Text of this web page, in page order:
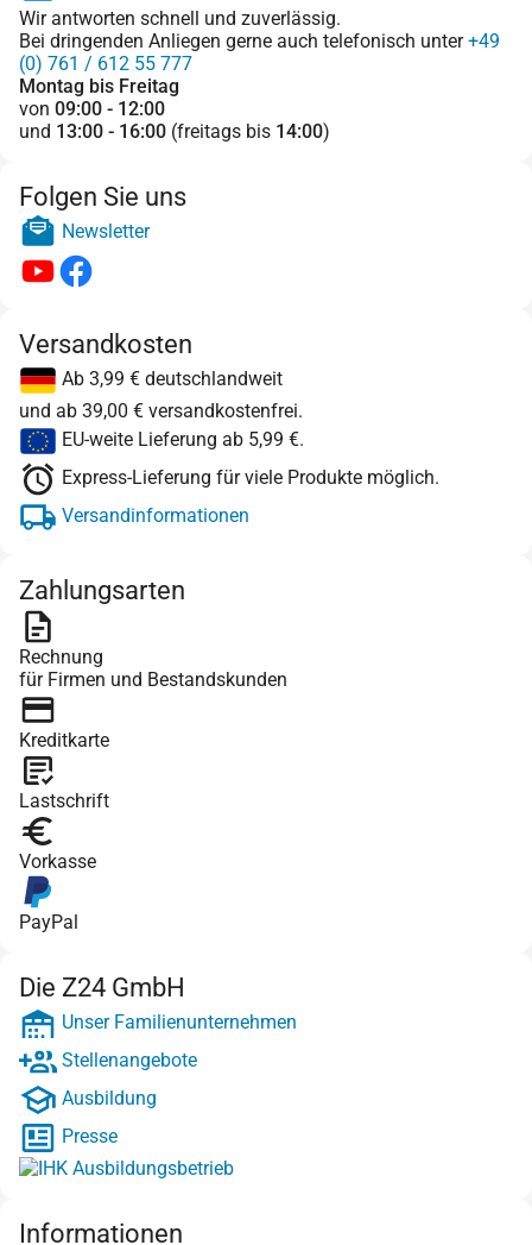
Wir antworten schnell und zuverlässig.
Bei dringenden Anliegen gerne auch telefonisch unter+49
(0) 761 / 612 55 777
Montag bis Freitag
von 09:00 - 12:00
und 13:00 - 16:00 (freitags bis 14:00)
Folgen Sie uns
Newsletter
Versandkosten
Ab 3,99 € deutschlandweit
und ab 39,00 € versandkostenfrei.
EU-weite Lieferung ab 5,99 €.
Express-Lieferung für viele Produkte möglich.
Versandinformationen
Zahlungsarten
Rechnung
für Firmen und Bestandskunden
Kreditkarte
Lastschrift
Vorkasse
PayPal
Die Z24 GmbH
Unser Familienunternehmen
Stellenangebote
Ausbildung
Presse
Informationen